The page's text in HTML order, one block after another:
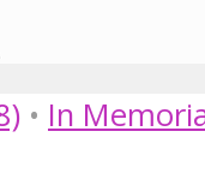
• In